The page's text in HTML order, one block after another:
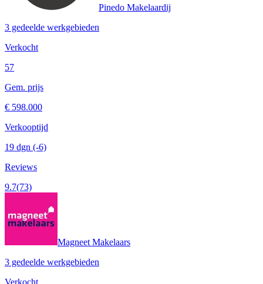
Pinedo Makelaardij
3 gedeelde werkgebieden
Verkocht
57
Gem. prijs
€ 598.000
Verkooptijd
19 dgn (-6)
Reviews
9.7(73)
Magneet Makelaars
3 gedeelde werkgebieden
Verkocht